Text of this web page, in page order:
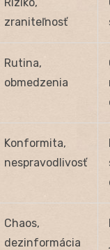
zraniteľnosť
Rutina,
obmedzenia
Konformita,
nespravodlivosť
Chaos,
dezinformácia